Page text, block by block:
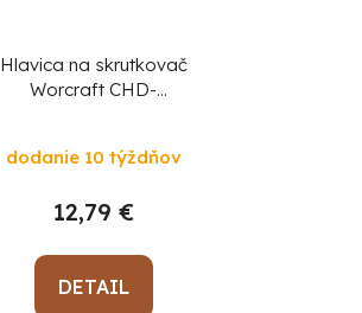
Hlavica na skrutkovač
Worcraft CHD-
dodanie 10 týždňov
12,79 €
DETAIL